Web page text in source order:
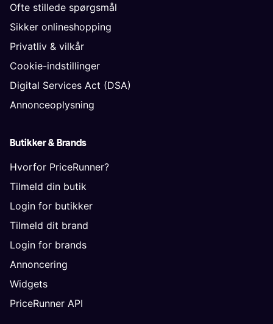
Ofte stillede spørgsmål
Sikker onlineshopping
Privatliv & vilkår
Cookie-indstillinger
Digital Services Act (DSA)
Annonceoplysning
Butikker & Brands
Hvorfor PriceRunner?
Tilmeld din butik
Login for butikker
Tilmeld dit brand
Login for brands
Annoncering
Widgets
PriceRunner API